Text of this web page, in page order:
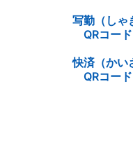
写勤（しゃ
QRコードを
快済（かい
QRコードを